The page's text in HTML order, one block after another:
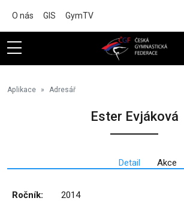
O nás GIS GymTV
Aplikace Adresář
Ester Evjáková
Detail Akce
Ročník: 2014